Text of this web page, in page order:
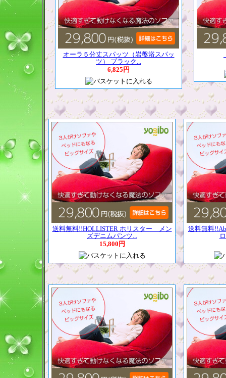
オーラ５分丈スパッツ（岩盤浴スパッ
ツ） ブラック...
6,825円
送料無料!!HOLLISTER ホリスター メン
ズデニムパンツ...
15,800円
送料無料